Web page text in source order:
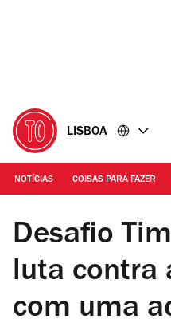
LISBOA
NOTÍCIAS COISAS PARA FAZER
DR | Desafio Time In
Desafio
luta contra
com uma